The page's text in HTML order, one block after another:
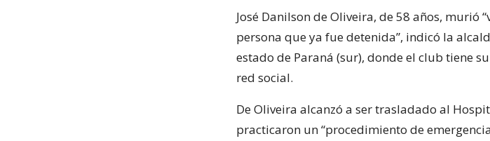
José Danilson de Oliveira, de 58 años, murió
persona que ya fue detenida”, indicó la
estado de Paraná (sur), donde el club tiene
red social.
De Oliveira alcanzó a ser trasladado al
practicaron un “procedimiento de